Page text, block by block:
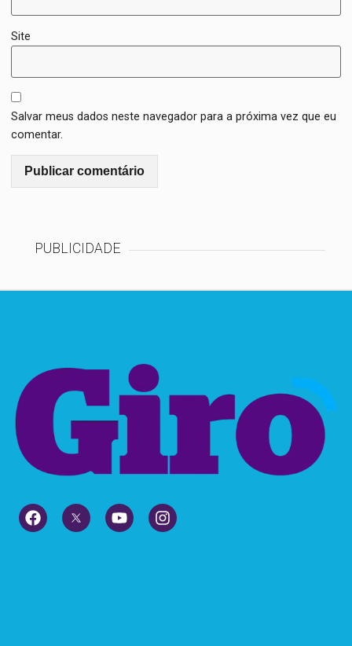
Site
Salvar meus dados neste navegador para a próxima vez que eu
comentar.
PUBLICIDADE